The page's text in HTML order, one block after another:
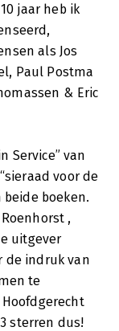
jaar heb ik
als Jos
Paul Postma
& Eric
Service” van
voor de
beide boeken.
,
uitgever
de indruk van
te
sterren dus!